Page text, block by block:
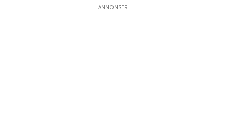
ANNONSER